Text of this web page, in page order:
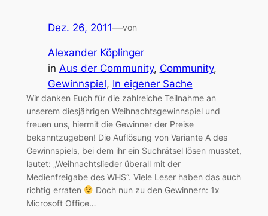
Dez. 26, 2011—von
Alexander Köplinger
in Aus der Community, Community
Gewinnspiel, In eigener Sache
Wir danken Euch für die zahlreiche Teilnahme an
unserem diesjährigen Weihnachtsgewinnspiel und
freuen uns, hiermit die Gewinner der Preise
bekanntzugeben! Die Auflösung von Variante A des
Gewinnspiels, bei dem ihr ein Suchrätsel lösen musstet,
lautet: „Weihnachtslieder überall mit der
Medienfreigabe des WHS“. Viele Leser haben das auch
richtig erraten
Doch nun zu den Gewinnern: 1x
Microsoft Office…